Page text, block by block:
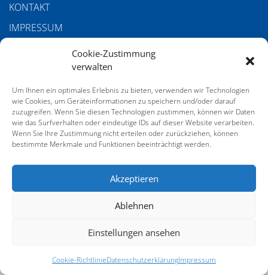
Cookie-Zustimmung
verwalten
Um Ihnen ein optimales Erlebnis zu bieten, verwenden wir Technologien
wie Cookies, um Geräteinformationen zu speichern und/oder darauf
zuzugreifen. Wenn Sie diesen Technologien zustimmen, können wir Daten
wie das Surfverhalten oder eindeutige IDs auf dieser Website verarbeiten.
Wenn Sie Ihre Zustimmung nicht erteilen oder zurückziehen, können
bestimmte Merkmale und Funktionen beeinträchtigt werden.
Akzeptieren
Ablehnen
Einstellungen ansehen
Cookie-RichtlinieDatenschutzerklärungImpressum
KONTAKT
IMPRESSUM
DATENSCHUTZERKLÄRUNG
COOKIE-RICHTLINIE (EU)
AGB
SERVICE